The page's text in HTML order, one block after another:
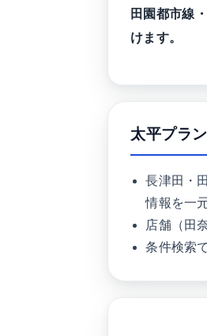
田園都市線
けます。
太平プラ
長津田・
情報を一
店舗（田
条件検索